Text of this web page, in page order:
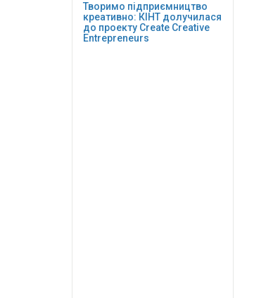
Творимо підприємництво
креативно: КІНТ долучилася
до проекту Сreate Creative
Entrepreneurs